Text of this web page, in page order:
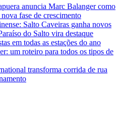
anuncia Marc Balanger como
fase de crescimento
Salto Caveiras ganha novos
do Salto vira destaque
em todas as estações do ano
um roteiro para todos os tipos de
transforma corrida de rua